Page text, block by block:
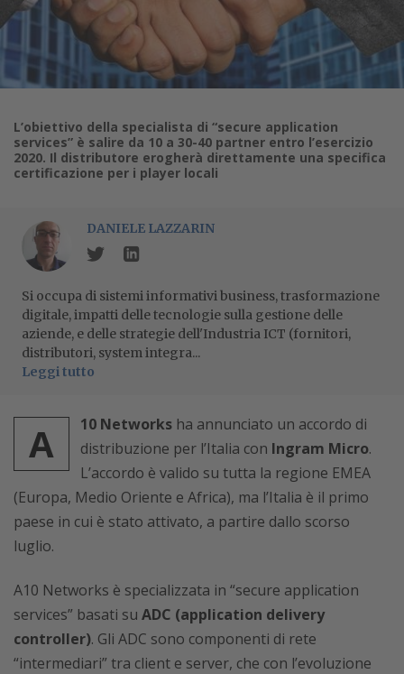
L’obiettivo della specialista di “secure application
services” è salire da 10 a 30-40 partner entro l’esercizio
2020. Il distributore erogherà direttamente una specifica
certificazione per i player locali
DANIELE LAZZARIN
Si occupa di sistemi informativi business, trasformazione
digitale, impatti delle tecnologie sulla gestione delle
aziende, e delle strategie dell'Industria ICT (fornitori,
distributori, system integra...
Leggi tutto
A 10 Networks ha annunciato un accordo di
distribuzione per l’Italia con Ingram Micro.
L’accordo è valido su tutta la regione EMEA
(Europa, Medio Oriente e Africa), ma l’Italia è il primo
paese in cui è stato attivato, a partire dallo scorso
luglio.
A10 Networks è specializzata in “secure application
services” basati su ADC (application delivery
controller). Gli ADC sono componenti di rete
“intermediari” tra client e server, che con l’evoluzione